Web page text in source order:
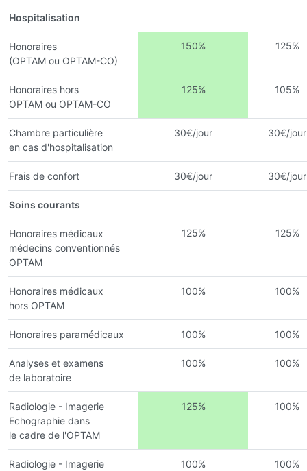
Hospitalisation
Honoraires
(OPTAM ou OPTAM-CO)
150% 125%
Honoraires hors
OPTAM ou OPTAM-CO
125% 105%
Chambre particulière
en cas d'hospitalisation
30€/jour 30€/jour
Frais de confort 30€/jour 30€/jour
Soins courants
Honoraires médicaux
médecins conventionnés
OPTAM
125% 125%
Honoraires médicaux
hors OPTAM
100% 100%
Honoraires paramédicaux 100% 100%
Analyses et examens
de laboratoire
100% 100%
Radiologie - Imagerie
Echographie dans
le cadre de l'OPTAM
125% 100%
Radiologie - Imagerie
100% 100%